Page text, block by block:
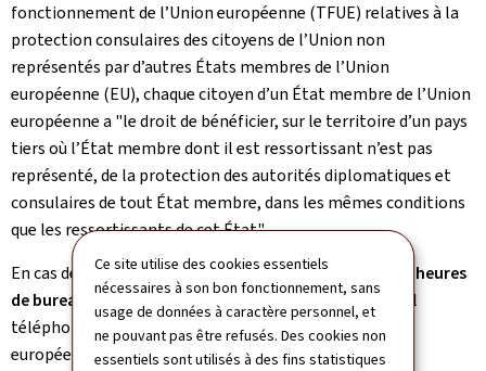
Ce site utilise des cookies essentiels
nécessaires à son bon fonctionnement, sans
usage de données à caractère personnel, et
ne pouvant pas être refusés. Des cookies non
essentiels sont utilisés à des fins statistiques
fonctionnement de l’Union européenne (TFUE) relatives à la
protection consulaires des citoyens de l’Union non
représentés par d’autres États membres de l’Union
européenne (EU), chaque citoyen d’un État membre de l’Union
européenne a "le droit de bénéficier, sur le territoire d’un pays
tiers où l’État membre dont il est ressortissant n’est pas
représenté, de la protection des autorités diplomatiques et
consulaires de tout État membre, dans les mêmes conditions
que les ressortissants de cet État".
En cas de besoin d’assistance consulaireen dehors des heures
de bureau et le weekend, prière de contacter le central
téléphonique du ministère des Affaires étrangères et
européennes: (+352) 247-82300.